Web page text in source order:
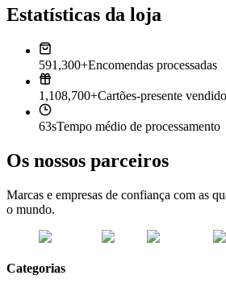
Estatísticas da loja
591,300+Encomendas processadas
1,108,700+Cartões-presente
63sTempo médio de processamento
Os nossos parceiros
Marcas e empresas de confiança com as
o mundo.
Categorias